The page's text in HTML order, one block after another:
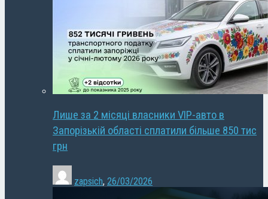
Лише за 2 місяці власники VIP-авто в
Запорізькій області сплатили більше 850 тис
грн
zapsich, 26/03/2026